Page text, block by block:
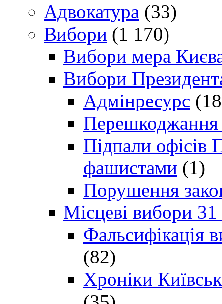
Адвокатура (33)
Вибори (1 170)
Вибори мера
Вибори
Адмінресурс
Перешкоджання
Підпали офісів
фашистами (1)
Порушення
Місцеві вибори
Фальсифікація
(82)
Хроніки